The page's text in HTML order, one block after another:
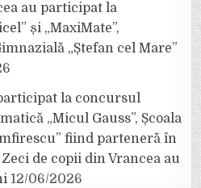
au participat la
și „MaxiMate”,
„Ștefan cel Mare”
la concursul
„Micul Gauss”, Școala
fiind parteneră în
de copii din Vrancea au
12/06/2026